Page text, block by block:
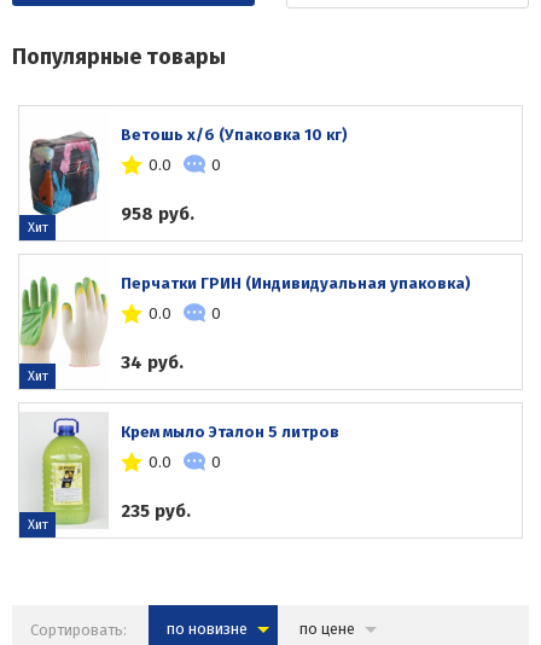
Популярные товары
Ветошь х/б (Упаковка 10 кг)
0.0
0
958 руб.
Хит
Перчатки ГРИН (Индивидуальная упаковка)
0.0
0
34 руб.
Хит
Крем мыло Эталон 5 литров
0.0
0
235 руб.
Хит
Сортировать: по новизне по цене